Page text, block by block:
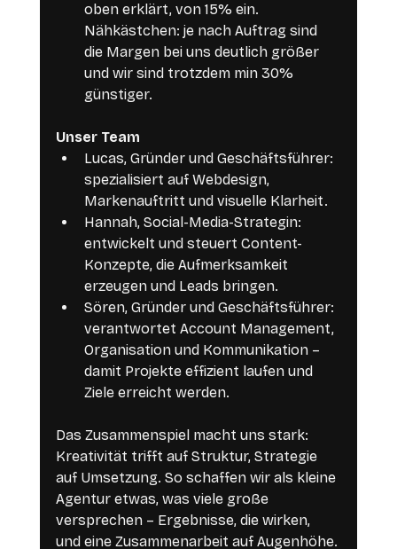
oben erklärt, von 15% ein.
Nähkästchen: je nach Auftrag sind
die Margen bei uns deutlich größer
und wir sind trotzdem min 30%
günstiger.
Unser Team
Lucas, Gründer und Geschäftsführer:
spezialisiert auf Webdesign,
Markenauftritt und visuelle Klarheit.
Hannah, Social-Media-Strategin:
entwickelt und steuert Content-
Konzepte, die Aufmerksamkeit
erzeugen und Leads bringen.
Sören, Gründer und Geschäftsführer:
verantwortet Account Management,
Organisation und Kommunikation –
damit Projekte effizient laufen und
Ziele erreicht werden.
Das Zusammenspiel macht uns stark:
Kreativität trifft auf Struktur, Strategie
auf Umsetzung. So schaffen wir als kleine
Agentur etwas, was viele große
versprechen – Ergebnisse, die wirken,
und eine Zusammenarbeit auf Augenhöhe.